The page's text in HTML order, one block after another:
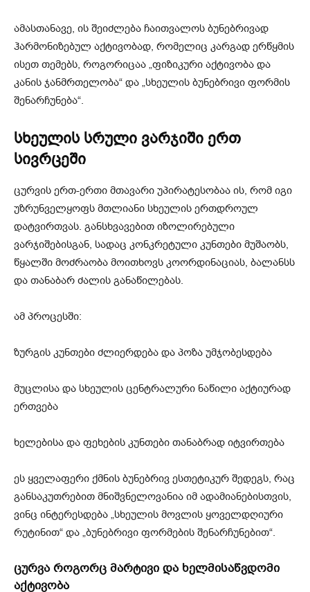
ამასთანავე, ის შეიძლება ჩაითვალოს ბუნებრივად
ჰარმონიზებულ აქტივობად, რომელიც კარგად ერწყმის
ისეთ თემებს, როგორიცაა „ფიზიკური აქტივობა და
კანის ჯანმრთელობა“ და „სხეულის ბუნებრივი ფორმის
შენარჩუნება“.
სხეულის სრული ვარჯიში ერთ
სივრცეში
ცურვის ერთ-ერთი მთავარი უპირატესობაა ის, რომ იგი
უზრუნველყოფს მთლიანი სხეულის ერთდროულ
დატვირთვას. განსხვავებით იზოლირებული
ვარჯიშებისგან, სადაც კონკრეტული კუნთები მუშაობს,
წყალში მოძრაობა მოითხოვს კოორდინაციას, ბალანსს
და თანაბარ ძალის განაწილებას.
ამ პროცესში:
ზურგის კუნთები ძლიერდება და პოზა უმჯობესდება
მუცლისა და სხეულის ცენტრალური ნაწილი აქტიურად
ერთვება
ხელებისა და ფეხების კუნთები თანაბრად იტვირთება
ეს ყველაფერი ქმნის ბუნებრივ ესთეტიკურ შედეგს, რაც
განსაკუთრებით მნიშვნელოვანია იმ ადამიანებისთვის,
ვინც ინტერესდება „სხეულის მოვლის ყოველდღიური
რუტინით“ და „ბუნებრივი ფორმების შენარჩუნებით“.
ცურვა როგორც მარტივი და ხელმისაწვდომი
აქტივობა